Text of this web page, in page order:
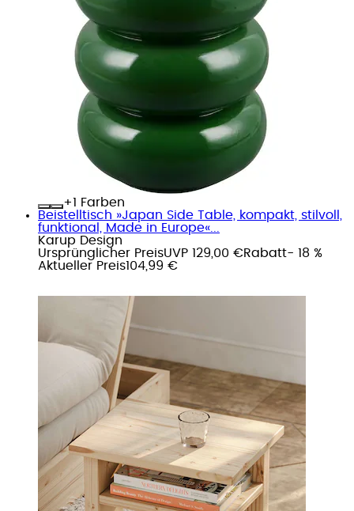
+
Farben
Beistelltisch »Japan Side Table, kompakt, stilvoll,
funktional, Made in Europe«...
Karup Design
Ursprünglicher PreisUVP 129,00 €Rabatt- 18 %
Aktueller Preis104,99 €